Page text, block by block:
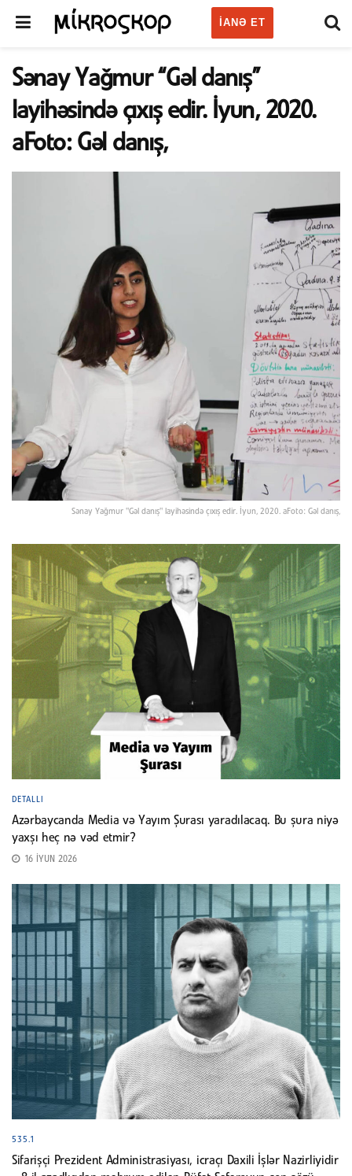
IANƏ ET
Sənay Yağmur “Gəl danış”
layihəsində çıxış edir. İyun, 2020.
aFoto: Gəl danış,
Sənay Yağmur "Gəl danış" layihəsində çıxış edir. İyun, 2020. aFoto: Gəl danış,
DETALLI
Azərbaycanda Media və Yayım Şurası yaradılacaq. Bu şura niyə
yaxşı heç nə vəd etmir?
16 İYUN 2026
535.1
Sifarişçi Prezident Administrasiyası, icraçı Daxili İşlər Nazirliyidir